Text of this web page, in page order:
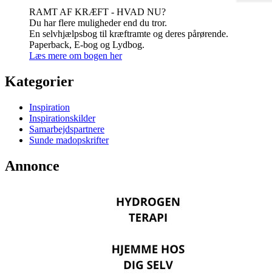
RAMT AF KRÆFT - HVAD NU?
Du har flere muligheder end du tror.
En selvhjælpsbog til kræftramte og deres pårørende.
Paperback, E-bog og Lydbog.
Læs mere om bogen her
Kategorier
Inspiration
Inspirationskilder
Samarbejdspartnere
Sunde madopskrifter
Annonce